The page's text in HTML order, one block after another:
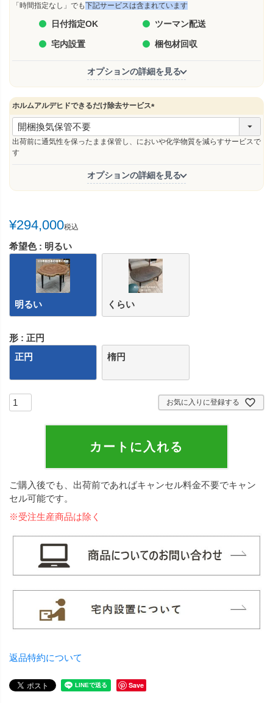
須
「時間指定なし」でも下記サービスは含まれています
日付指定OK ツーマン配送
宅内設置 梱包材回収
オプションの詳細を見る
ホルムアルデヒドできるだけ除去サービス
(
須
出荷前に通気性を保ったまま保管し、においや化学物質を減らすサービスで
す
オプションの詳細を見る
¥294,000税込
希望色 明るい
明るい くらい
形
正円
正円
楕円
お気に入りに登録する
カートに入れる
ご購入後でも、出荷前であればキャンセル料金不要でキャン
セル可能です。
※受注生産商品は除く
返品特約について
Save